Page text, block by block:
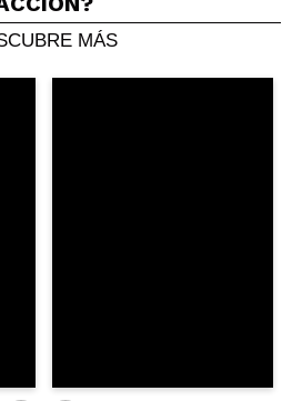
un vídeo o una foto
el primero. Imagínatelo...
MÁS